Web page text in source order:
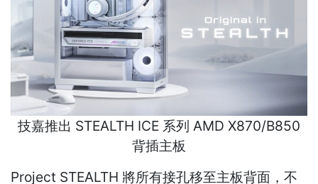
技嘉推出 STEALTH ICE 系列 AMD X870/B850
背插主板
Project STEALTH 將所有接孔移至主板背面，不